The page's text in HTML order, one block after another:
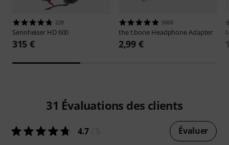
229
Sennheiser HD 600
315 €
5658
the t.bone Headphone Adapter
2,99 €
31 Évaluations des clients
4.7 Évaluer